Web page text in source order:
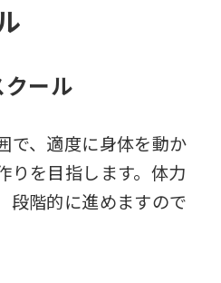
ール
で、適度に身体を動か
りを目指します。体力
段階的に進めますので